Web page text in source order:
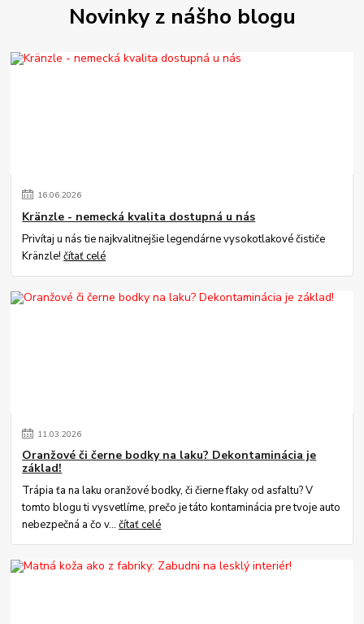
Novinky z nášho blogu
16.06.2026
Kränzle - nemecká kvalita dostupná u nás
Privítaj u nás tie najkvalitnejšie legendárne vysokotlakové čističe
Kränzle!čítať celé
11.03.2026
Oranžové či černe bodky na laku? Dekontaminácia je
základ!
Trápia ťa na laku oranžové bodky, či čierne fľaky od asfaltu? V
tomto blogu ti vysvetlíme, prečo je táto kontaminácia pre tvoje auto
nebezpečná a čo v...čítať celé